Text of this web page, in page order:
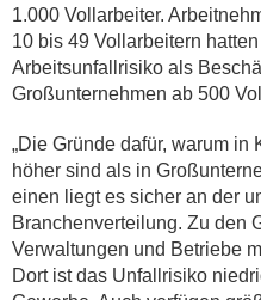
1.000 Vollarbeiter.
10 bis 49 Vollarbeitern
Arbeitsunfallrisiko als
Großunternehmen ab 500
„Die Gründe dafür, warum
höher sind als in
einen liegt es sicher an der
Branchenverteilung. Zu den
Verwaltungen und Betriebe
Dort ist das Unfallrisiko